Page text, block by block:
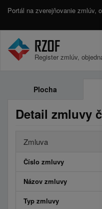
Portál na zverejňovanie zmlúv,
Register zmlúv,
Plocha
Detail zmluvy
Zmluva
Číslo zmluvy
Názov zmluvy
Typ zmluvy